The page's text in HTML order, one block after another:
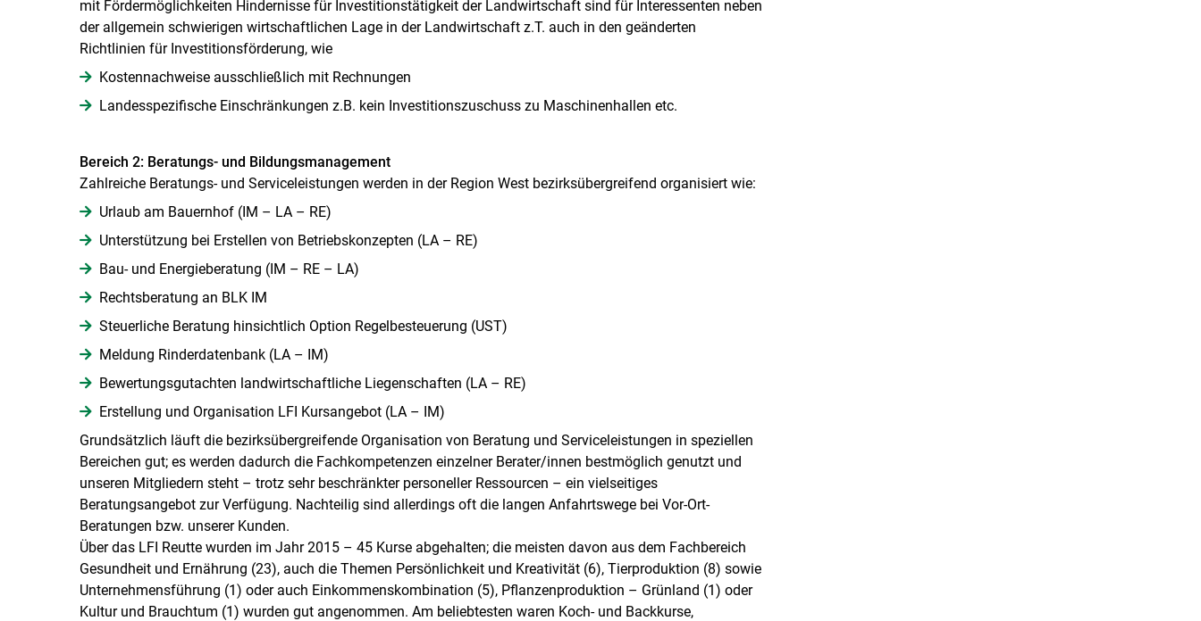
mit Fördermöglichkeiten Hindernisse für Investitionstätigkeit der Landwirtschaft sind für Interessenten neben
der allgemein schwierigen wirtschaftlichen Lage in der Landwirtschaft z.T. auch in den geänderten
Richtlinien für Investitionsförderung, wie
Kostennachweise ausschließlich mit Rechnungen
Landesspezifische Einschränkungen z.B. kein Investitionszuschuss zu Maschinenhallen etc.
Bereich 2: Beratungs- und Bildungsmanagement
Zahlreiche Beratungs- und Serviceleistungen werden in der Region West bezirksübergreifend organisiert wie:
Urlaub am Bauernhof (IM – LA – RE)
Unterstützung bei Erstellen von Betriebskonzepten (LA – RE)
Bau- und Energieberatung (IM – RE – LA)
Rechtsberatung an BLK IM
Steuerliche Beratung hinsichtlich Option Regelbesteuerung (UST)
Meldung Rinderdatenbank (LA – IM)
Bewertungsgutachten landwirtschaftliche Liegenschaften (LA – RE)
Erstellung und Organisation LFI Kursangebot (LA – IM)
Grundsätzlich läuft die bezirksübergreifende Organisation von Beratung und Serviceleistungen in speziellen
Bereichen gut; es werden dadurch die Fachkompetenzen einzelner Berater/innen bestmöglich genutzt und
unseren Mitgliedern steht – trotz sehr beschränkter personeller Ressourcen – ein vielseitiges
Beratungsangebot zur Verfügung. Nachteilig sind allerdings oft die langen Anfahrtswege bei Vor-Ort-
Beratungen bzw. unserer Kunden.
Über das LFI Reutte wurden im Jahr 2015 – 45 Kurse abgehalten; die meisten davon aus dem Fachbereich
Gesundheit und Ernährung (23), auch die Themen Persönlichkeit und Kreativität (6), Tierproduktion (8) sowie
Unternehmensführung (1) oder auch Einkommenskombination (5), Pflanzenproduktion – Grünland (1) oder
Kultur und Brauchtum (1) wurden gut angenommen. Am beliebtesten waren Koch- und Backkurse,